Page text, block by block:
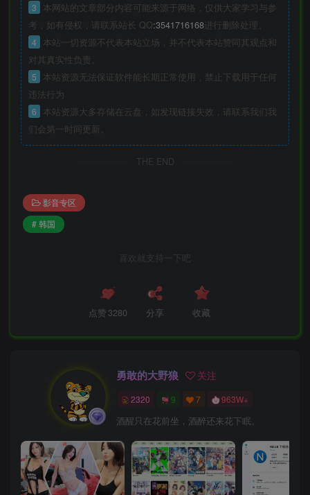
3
本网站的文章部分内容可能来源于网络，仅供大家学习与参
考，如有侵权，请联系站长 QQ:3541716168进行删除处理。
4
本站一切资源不代表本站立场，并不代表本站赞同其观点和
对其真实性负责。
5
本站资源无法保证软件能长期正常使用，禁止下载用于任何
违法行为
6
本站资源大多存储在云盘，如发现链接失效，请联系我们我
们会第一时间更新。
THE END
影音专区
# 韩国
喜欢就支持一下吧
点赞 3280 分享 收藏
勇敢的大野狼 关注
2320 9 7 963W+
酒醒只在花前坐，酒醉还来花下眠。